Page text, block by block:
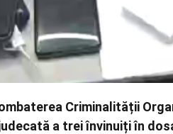
Criminalității
a trei învinuiți în